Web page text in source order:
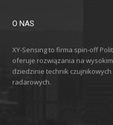
O NAS
XY-Sensing to firma spin-off
oferuje rozwiązania na
dziedzinie technik
radarowych.